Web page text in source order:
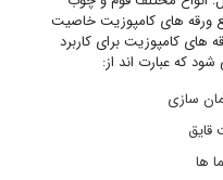
ورقه های کامپوزیت خاصیت
های کامپوزیت برای کاربرد
که عبارت اند از:
سازی
قایق
ها